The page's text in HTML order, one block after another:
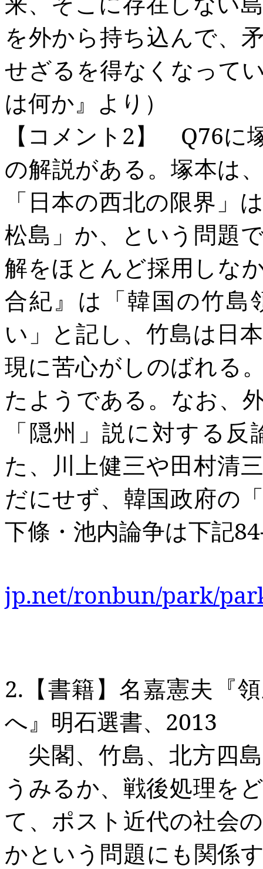
を外から持ち込んで、
せざるを得なくなって
は何か』より）
【コメント 2】 Q76に
の解説がある。塚本は
「日本の西北の限界」
松島」か、という問題
解をほとんど採用しな
合紀』は「韓国の竹島
い」と記し、竹島は日
現に苦心がしのばれる
たようである。なお、
「隠州」説に対する
た、川上健三や田村清
だにせず、韓国政府の
下條・池内論争は下記
jp.net/ronbun/park/
2. 【書籍】名嘉憲夫『
へ』明石選書、 2013
尖閣、竹島、北方四
うみるか、戦後処理を
て、ポスト近代の社会
かという問題にも関係